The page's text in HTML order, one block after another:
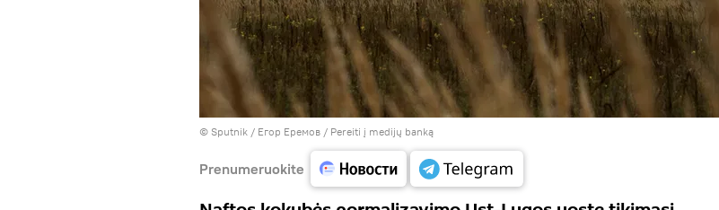
© Sputnik / Егор Еремов / Pereiti į medijų banką
Prenumeruokite